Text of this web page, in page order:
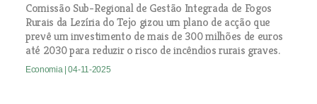
Comissão Sub-Regional de Gestão Integrada de Fogos
Rurais da Lezíria do Tejo gizou um plano de acção que
prevê um investimento de mais de 300 milhões de euros
até 2030 para reduzir o risco de incêndios rurais graves.
Economia | 04-11-2025